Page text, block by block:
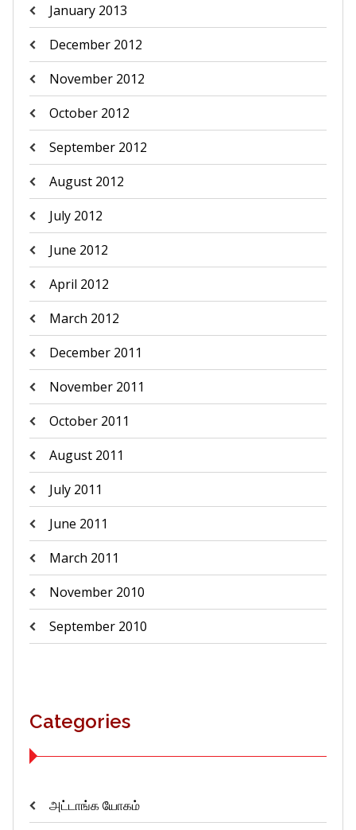
January 2013
December 2012
November 2012
October 2012
September 2012
August 2012
July 2012
June 2012
April 2012
March 2012
December 2011
November 2011
October 2011
August 2011
July 2011
June 2011
March 2011
November 2010
September 2010
Categories
அட்டாங்க யோகம்